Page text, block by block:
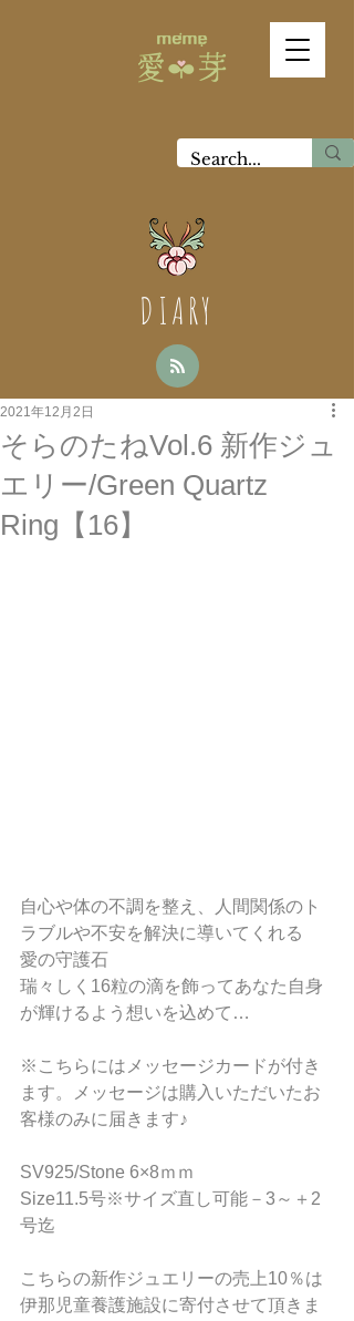
DIARY
そらのたねVol.6 新作ジュ
エリー/Green Quartz
Ring【16】
2021年12月2日
自心や体の不調を整え、人間関係のト
ラブルや不安を解決に導いてくれる
愛の守護石
瑞々しく16粒の滴を飾ってあなた自身
が輝けるよう想いを込めて…
※こちらにはメッセージカードが付き
ます。メッセージは購入いただいたお
客様のみに届きます♪
SV925/Stone 6×8ｍｍ
Size11.5号※サイズ直し可能－3～＋2
号迄
こちらの新作ジュエリーの売上10％は
伊那児童養護施設に寄付させて頂きま